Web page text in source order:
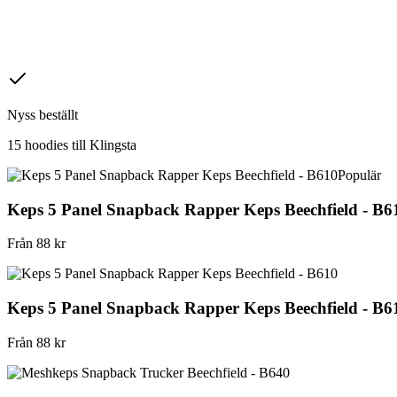
Nyss beställt
15 hoodies till Klingsta
Populär
Keps 5 Panel Snapback Rapper Keps Beechfield -
Från 88 kr
Keps 5 Panel Snapback Rapper Keps Beechfield -
Från 88 kr